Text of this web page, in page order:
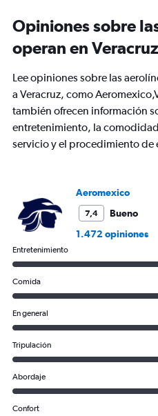
categories.
chart
1
Y
axis
Number
of
to
4.5.
Opiniones sobre
operan en Veracruz
Lee opiniones sobre las
a Veracruz, como
también ofrecen información
entretenimiento, la
servicio y el procedimiento de
Aeromexico
7,4
Bueno
1.472 opiniones
Entretenimiento
Comida
En general
Tripulación
Abordaje
Confort